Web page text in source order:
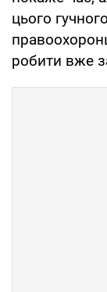
цього
робити вже